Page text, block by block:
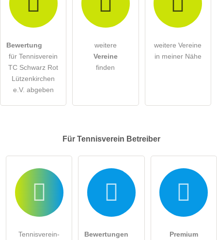
Bewertung
für Tennisverein
TC Schwarz Rot
Lützenkirchen
e.V. abgeben
weitere
Vereine
finden
weitere Vereine
in meiner Nähe
Für Tennisverein Betreiber
Tennisverein-
Bewertungen
Premium